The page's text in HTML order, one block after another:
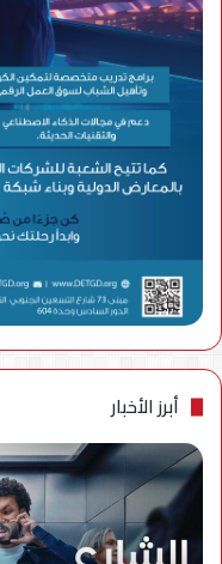
أبرز الأخبار
سامسونج
إلكترونيكس
مصر
تتعاون